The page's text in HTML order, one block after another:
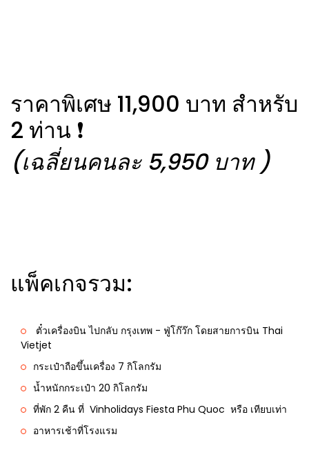
ราคาพิเศษ 11,900 บาท สำหรับ
2 ท่าน ❗️
(เฉลี่ยนคนละ 5,950 บาท )
แพ็คเกจรวม:
ตั๋วเครื่องบิน ไปกลับ กรุงเทพ - ฟู่โก๊ว๊ก โดยสายการบิน Thai
Vietjet
กระเป๋าถือขึ้นเครื่อง 7 กิโลกรัม
น้ำหนักกระเป๋า 20 กิโลกรัม
ที่พัก 2 คืน ที่ Vinholidays Fiesta Phu Quoc หรือ เทียบเท่า
อาหารเช้าที่โรงแรม